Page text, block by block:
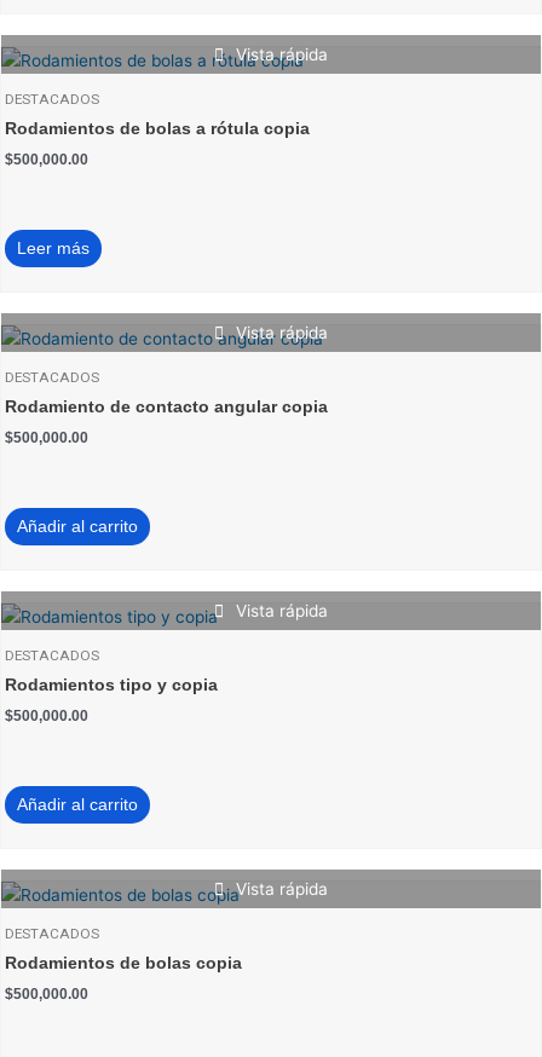
Vista rápida
DESTACADOS
Rodamientos de bolas a rótula copia
$500,000.00
Leer más
Vista rápida
DESTACADOS
Rodamiento de contacto angular copia
$500,000.00
Añadir al carrito
Vista rápida
DESTACADOS
Rodamientos tipo y copia
$500,000.00
Añadir al carrito
Vista rápida
DESTACADOS
Rodamientos de bolas copia
$500,000.00